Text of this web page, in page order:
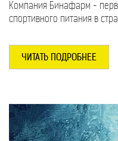
Компания Бинафарм -
спортивного питания в
ЧИТАТЬ ПОДРОБНЕЕ